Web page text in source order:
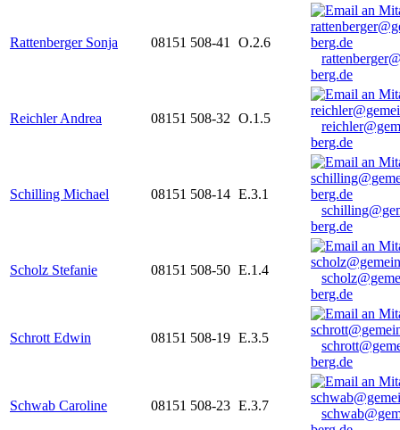
Rattenberger Sonja 08151 508-41
O.2.6
berg.de
Reichler Andrea 08151 508-32 O.1.5
berg.de
Schilling Michael 08151 508-14 E.3.1
berg.de
Scholz Stefanie 08151 508-50 E.1.4
berg.de
Schrott Edwin 08151 508-19 E.3.5
berg.de
Schwab Caroline 08151 508-23 E.3.7